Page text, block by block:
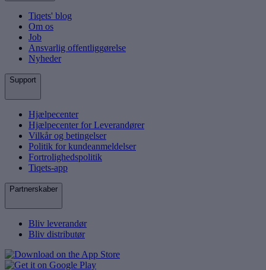
Tiqets' blog
Om os
Job
Ansvarlig offentliggørelse
Nyheder
Support
Hjælpecenter
Hjælpecenter for Leverandører
Vilkår og betingelser
Politik for kundeanmeldelser
Fortrolighedspolitik
Tiqets-app
Partnerskaber
Bliv leverandør
Bliv distributør